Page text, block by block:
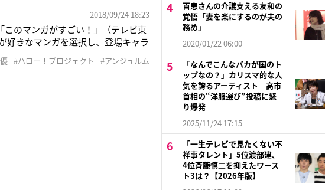
2018/09/24 18:23
のマンガがすごい！」（テレビ東
好きなマンガを選択し、登場キャラ
が、起用は蒼井たっての希望だとい
#ハロー！プロジェクト #アンジュルム
百恵さんの介護支える友和の
覚悟「妻を楽にするのが夫の
務め」
2020/01/22 06:00
「なんでこんなバカが国のト
ップなの？」カリスマ的な人
気を誇るアーティスト 高市
首相の“洋服選び”投稿に怒
り爆発
2025/11/24 17:15
「一生テレビで見たくない不
祥事タレント」5位渡部建、
4位斉藤慎二を抑えたワース
ト3は？【2026年版】